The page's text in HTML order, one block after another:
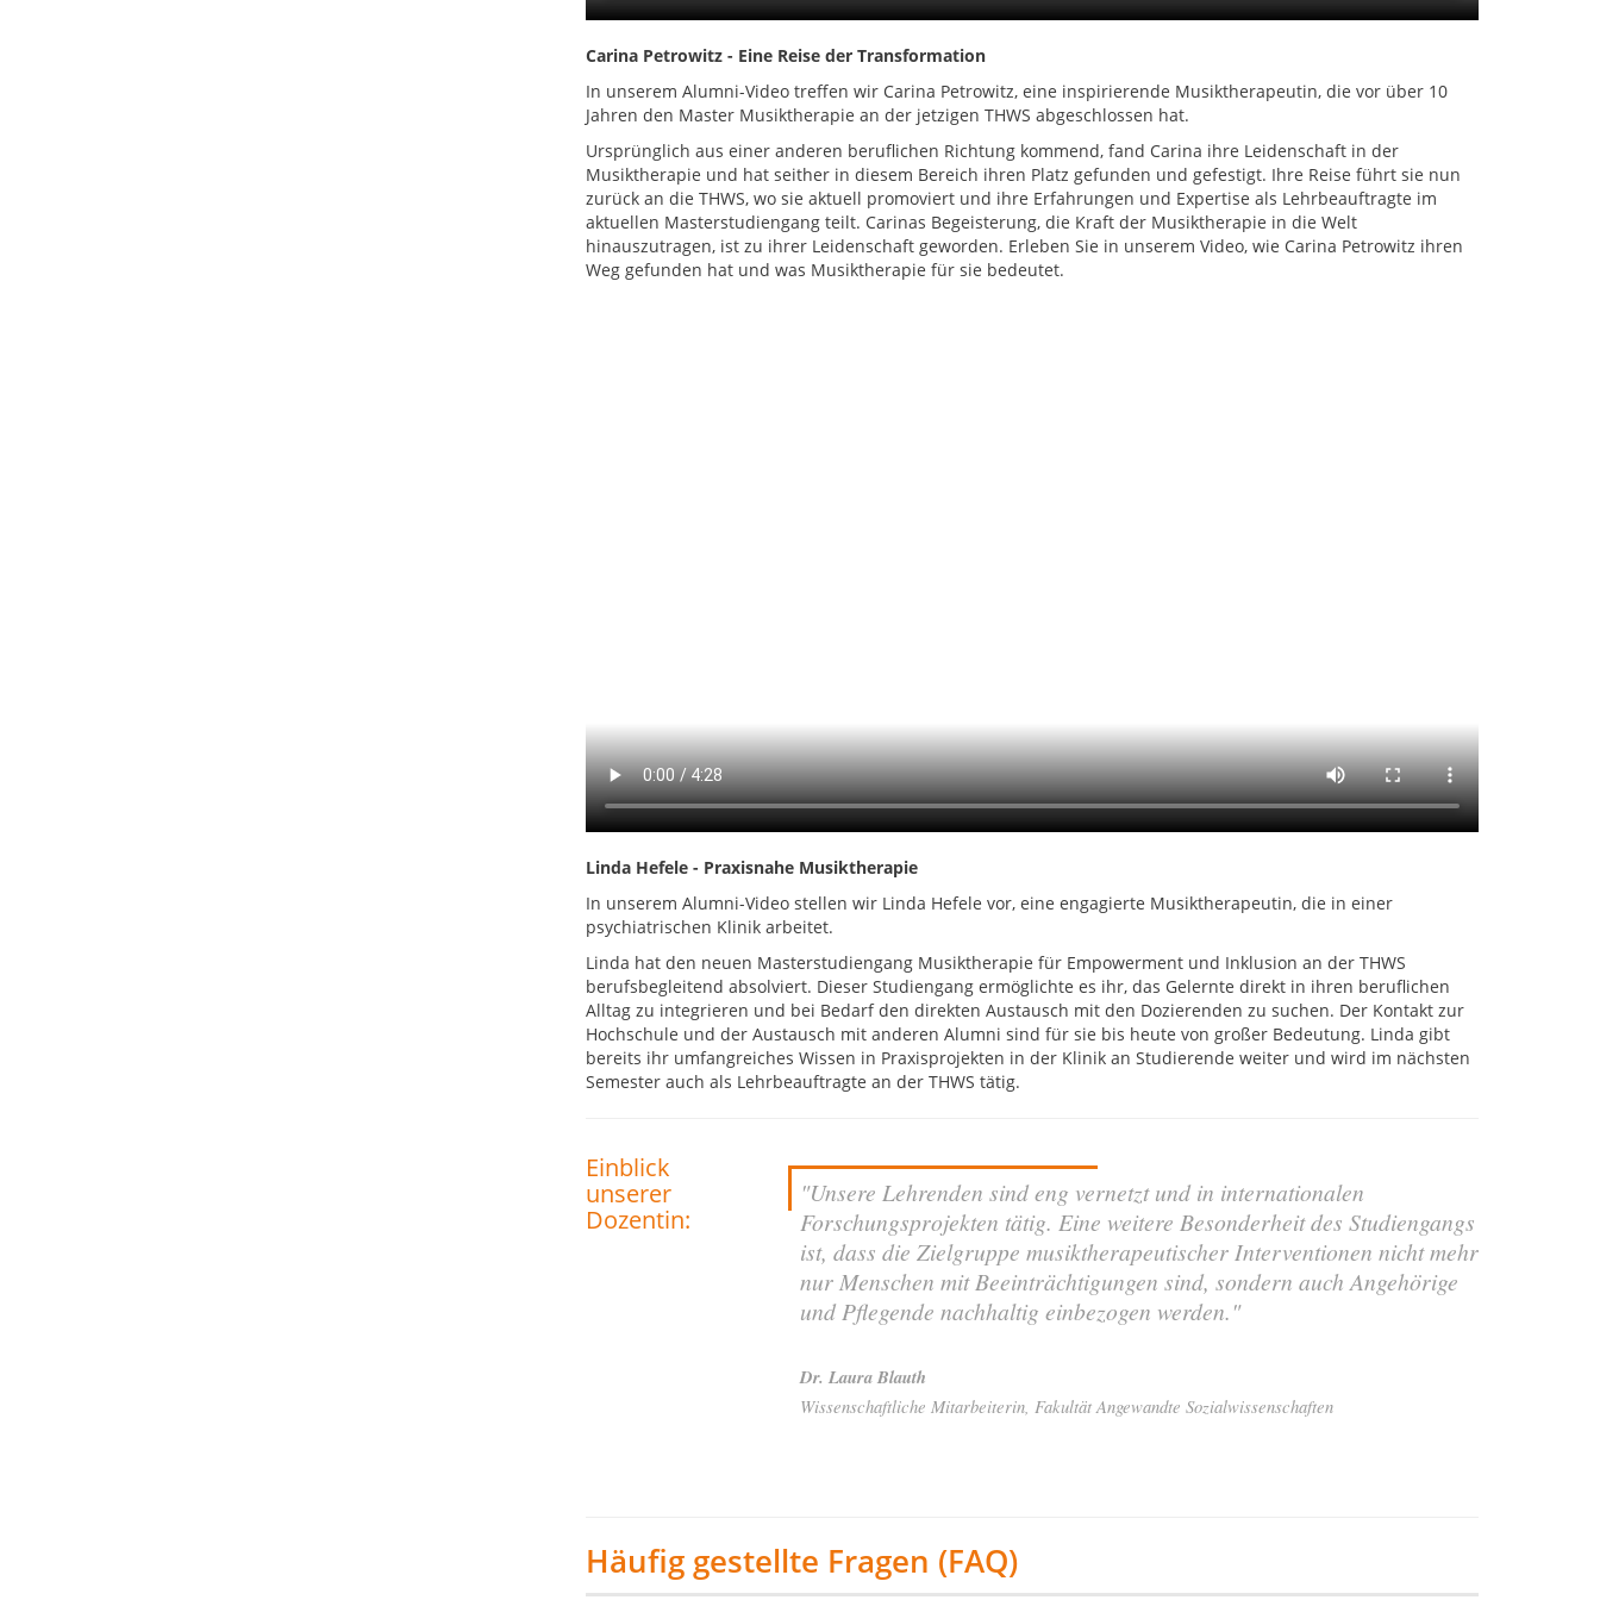
Carina Petrowitz - Eine Reise der Transformation
In unserem Alumni-Video treffen wir Carina Petrowitz, eine inspirierende Musiktherapeutin, die vor über 10
Jahren den Master Musiktherapie an der jetzigen THWS abgeschlossen hat.
Ursprünglich aus einer anderen beruflichen Richtung kommend, fand Carina ihre Leidenschaft in der
Musiktherapie und hat seither in diesem Bereich ihren Platz gefunden und gefestigt. Ihre Reise führt sie nun
zurück an die THWS, wo sie aktuell promoviert und ihre Erfahrungen und Expertise als Lehrbeauftragte im
aktuellen Masterstudiengang teilt. Carinas Begeisterung, die Kraft der Musiktherapie in die Welt
hinauszutragen, ist zu ihrer Leidenschaft geworden. Erleben Sie in unserem Video, wie Carina Petrowitz ihren
Weg gefunden hat und was Musiktherapie für sie bedeutet.
Linda Hefele - Praxisnahe Musiktherapie
In unserem Alumni-Video stellen wir Linda Hefele vor, eine engagierte Musiktherapeutin, die in einer
psychiatrischen Klinik arbeitet.
Linda hat den neuen Masterstudiengang Musiktherapie für Empowerment und Inklusion an der THWS
berufsbegleitend absolviert. Dieser Studiengang ermöglichte es ihr, das Gelernte direkt in ihren beruflichen
Alltag zu integrieren und bei Bedarf den direkten Austausch mit den Dozierenden zu suchen. Der Kontakt zur
Hochschule und der Austausch mit anderen Alumni sind für sie bis heute von großer Bedeutung. Linda gibt
bereits ihr umfangreiches Wissen in Praxisprojekten in der Klinik an Studierende weiter und wird im nächsten
Semester auch als Lehrbeauftragte an der THWS tätig.
Einblick
unserer
Dozentin:
"Unsere Lehrenden sind eng vernetzt und in internationalen
Forschungsprojekten tätig. Eine weitere Besonderheit des Studiengangs
ist, dass die Zielgruppe musiktherapeutischer Interventionen nicht mehr
nur Menschen mit Beeinträchtigungen sind, sondern auch Angehörige
und Pflegende nachhaltig einbezogen werden."
Dr. Laura Blauth
Wissenschaftliche Mitarbeiterin, Fakultät Angewandte Sozialwissenschaften
Häufig gestellte Fragen (FAQ)